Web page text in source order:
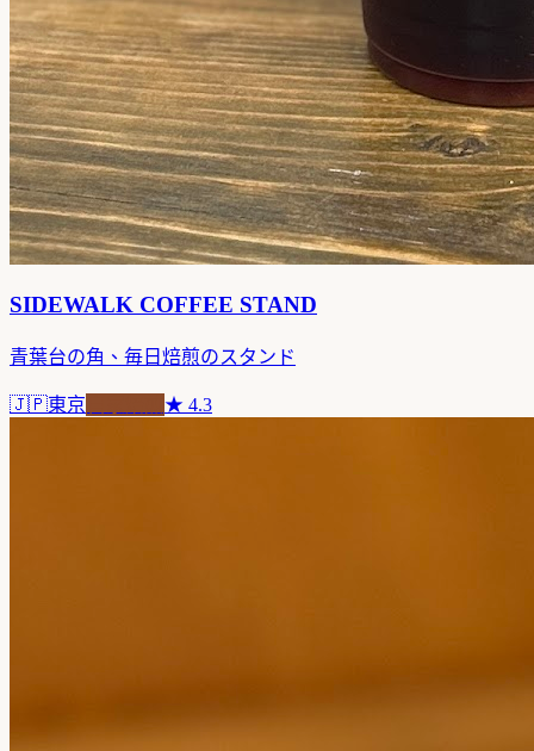
SIDEWALK COFFEE STAND
青葉台の角、毎日焙煎のスタンド
🇯🇵東京 ★ 4.3